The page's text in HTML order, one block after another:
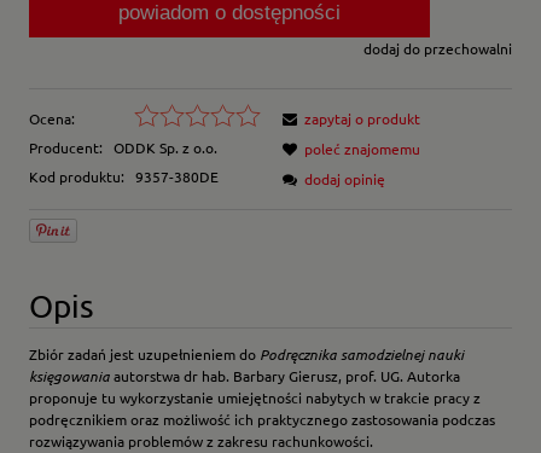
powiadom o dostępności
dodaj do przechowalni
Ocena:
Producent:
ODDK Sp. z o.o.
Kod produktu:
9357-380DE
zapytaj o produkt
poleć znajomemu
dodaj opinię
Opis
Zbiór zadań jest uzupełnieniem do Podręcznika samodzielnej nauki
księgowaniaautorstwa dr hab. Barbary Gierusz, prof. UG. Autorka
proponuje tu wykorzystanie umiejętności nabytych w trakcie pracy z
podręcznikiem oraz możliwość ich praktycznego zastosowania podczas
rozwiązywania problemów z zakresu rachunkowości.